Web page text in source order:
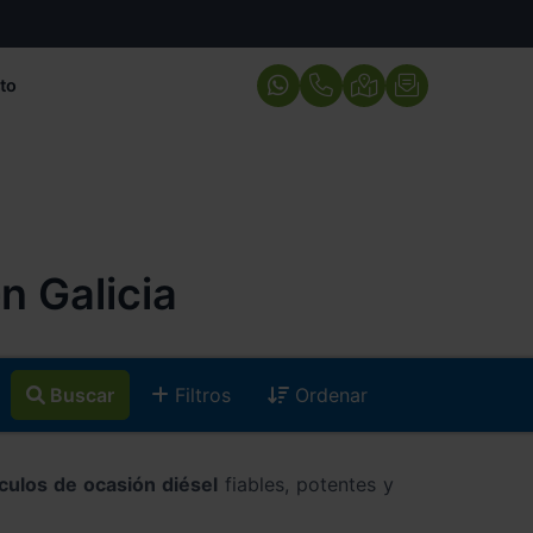
Galicia
Buscar Filtros Ordenar
de ocasión diésel fiables, potentes y